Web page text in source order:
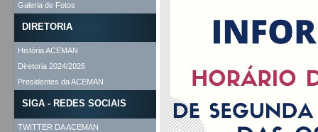
Galeria de Fotos
DIRETORIA
História ACEMAN
Diretoria 2024/2026
Presidentes da ACEMAN
SIGA - REDES SOCIAIS
TWITTER DA ACEMAN